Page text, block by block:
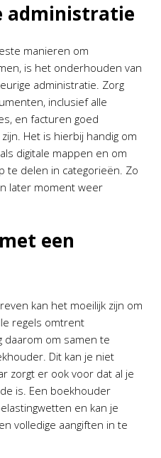
administratie
manieren om
is het onderhouden van
administratie. Zorg
inclusief alle
en facturen goed
Het is hierbij handig om
digitale mappen en om
te delen in categorieën. Zo
later moment weer
een
kan het moeilijk zijn om
regels omtrent
daarom om samen te
Dit kan je niet
zorgt er ook voor dat al je
is. Een boekhouder
en kan je
volledige aangiften in te